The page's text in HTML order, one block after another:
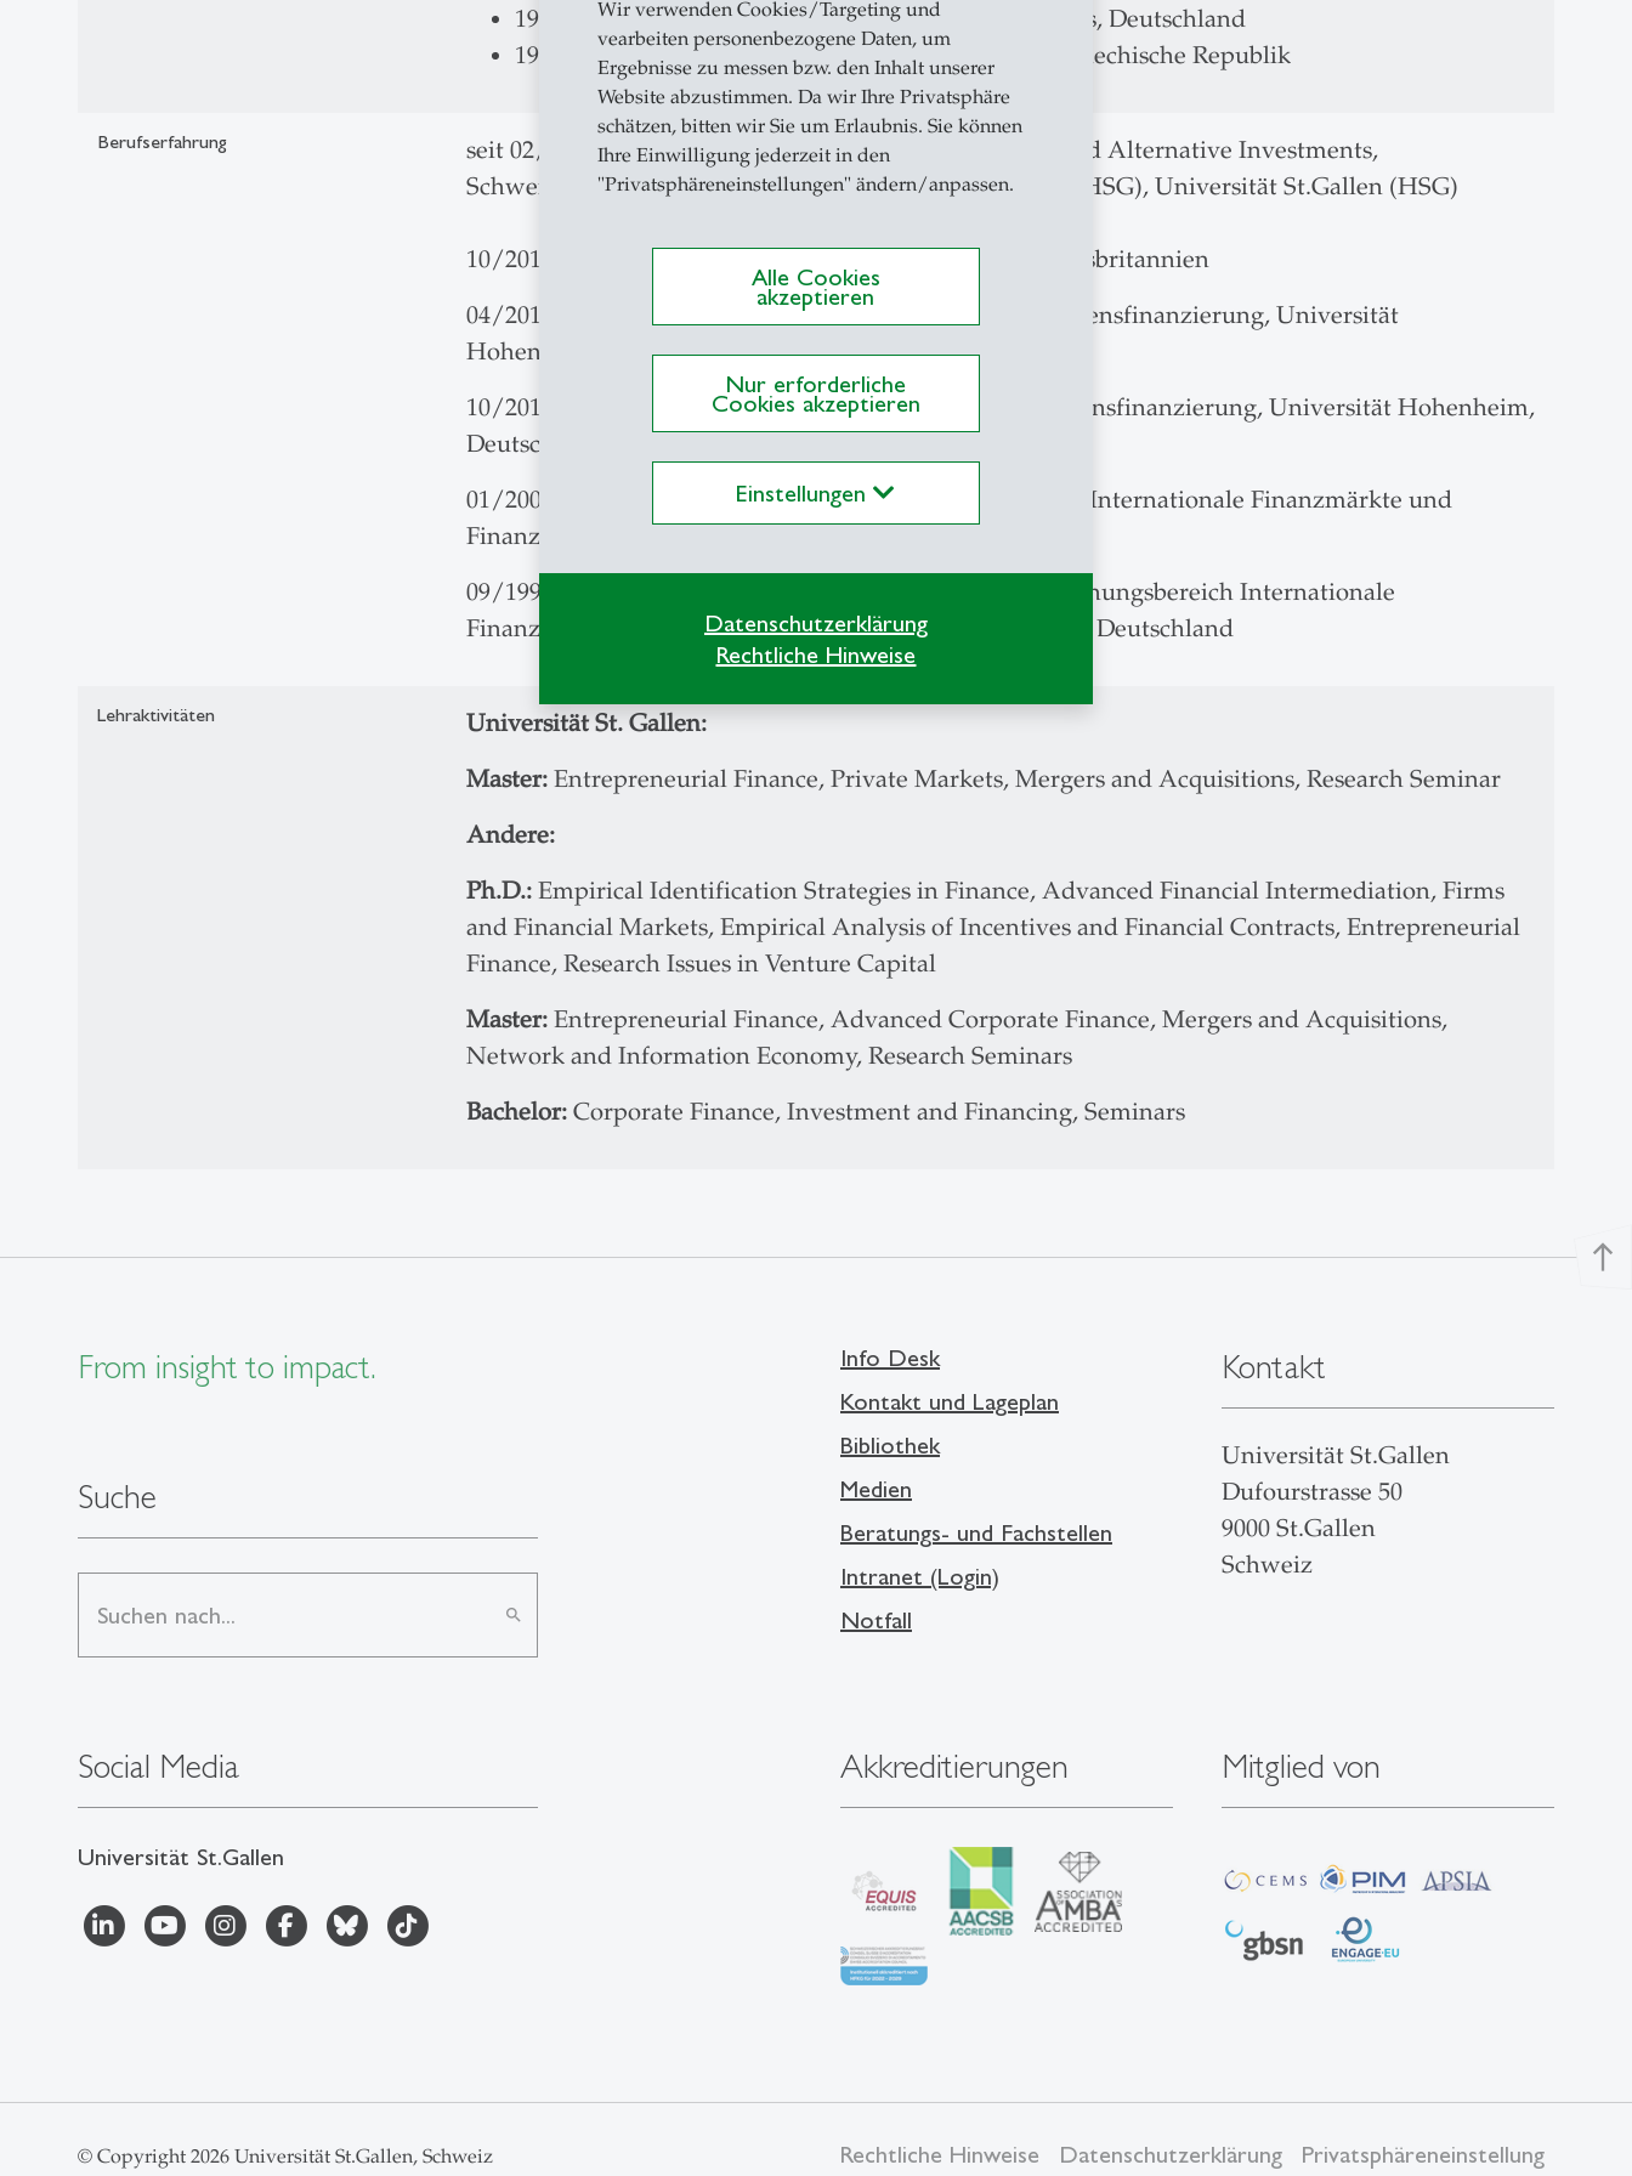
Wir verwenden Cookies/Targeting und
vearbeiten personenbezogene Daten, um
Ergebnisse zu messen bzw. den Inhalt unserer
Website abzustimmen. Da wir Ihre Privatsphäre
schätzen, bitten wir Sie um Erlaubnis. Sie können
Ihre Einwilligung jederzeit in den
"Privatsphäreneinstellungen" ändern/anpassen.
Alle Cookies
akzeptieren
Nur erforderliche
Cookies akzeptieren
Einstellungen
Datenschutzerklärung
Rechtliche Hinweise
1999 Master of Economics, Universität des Saarlandes, Deutschland
1997 Magister, Economics, Karlsuniversität Prag, Tschechische Republik
Berufserfahrung
seit 02/2020: Ordinaria, Lehrstuhl für Private Markets und Alternative Investments,
Schweizerisches Institut für Banken und Finanzen (s/bf-HSG), Universität St.Gallen (HSG)
10/2019: Gastprofessorin, Warwick Business School, Grossbritannien
04/2012 - 01/2020: Professorin, Lehrstuhl für Unternehmensfinanzierung, Universität
Hohenheim, Deutschland
10/2011 - 03/2012: Vertretung, Lehrstuhl für Unternehmensfinanzierung, Universität Hohenheim,
Deutschland
01/2007 - 03/2012: Senior Researcher, Forschungsbereich Internationale Finanzmärkte und
Finanzmanagement, ZEW Mannheim, Deutschland
09/1999 - 12/2006: Wissenschaftliche Mitarbeiterin, Forschungsbereich Internationale
Finanzmärkte und Finanzmanagement, ZEW Mannheim, Deutschland
Lehraktivitäten
Universität St. Gallen:
Master: Entrepreneurial Finance, Private Markets, Mergers and Acquisitions, Research Seminar
Andere:
Ph.D.: Empirical Identification Strategies in Finance, Advanced Financial Intermediation, Firms
and Financial Markets, Empirical Analysis of Incentives and Financial Contracts, Entrepreneurial
Finance, Research Issues in Venture Capital
Master: Entrepreneurial Finance, Advanced Corporate Finance, Mergers and Acquisitions,
Network and Information Economy, Research Seminars
Bachelor: Corporate Finance, Investment and Financing, Seminars
north
From insight to impact.
Suche
search
Social Media
Universität St.Gallen
Info Desk
Kontakt und Lageplan
Bibliothek
Medien
Beratungs- und Fachstellen
Intranet (Login)
Notfall
Kontakt
Universität St.Gallen
Dufourstrasse 50
9000 St.Gallen
Schweiz
Akkreditierungen Mitglied von
© Copyright 2026 Universität St.Gallen, Schweiz Rechtliche Hinweise Datenschutzerklärung Privatsphäreneinstellung